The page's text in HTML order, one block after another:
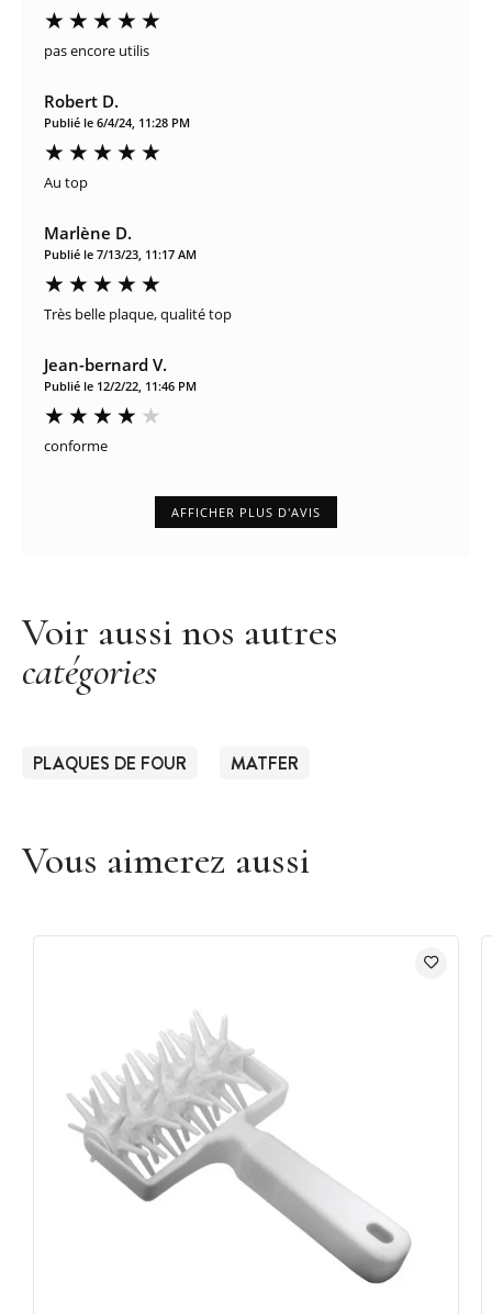
pas encore utilis
Robert D.
Publié le 6/4/24, 11:28 PM
Au top
Marlène D.
Publié le 7/13/23, 11:17 AM
Très belle plaque, qualité top
Jean-bernard V.
Publié le 12/2/22, 11:46 PM
conforme
AFFICHER PLUS D'AVIS
Voir aussi nos autres
catégories
PLAQUES DE FOUR MATFER
Vous aimerez aussi